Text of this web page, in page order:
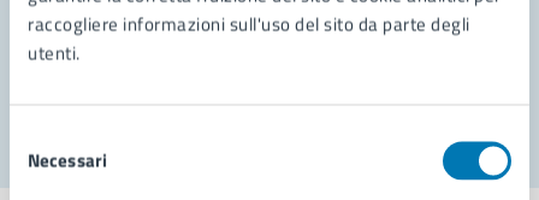
raccogliere informazioni sull'uso del sito da parte degli
utenti.
delNecessari
Problemi in città